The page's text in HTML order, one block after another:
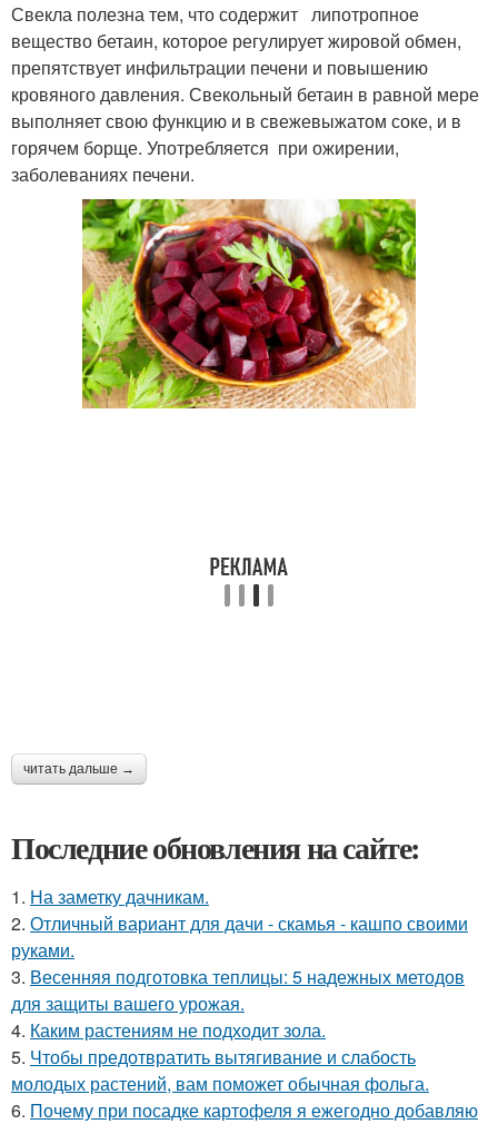
Свекла полезна тем, что содержит липотропное
вещество бетаин, которое регулирует жировой обмен,
препятствует инфильтрации печени и повышению
кровяного давления. Свекольный бетаин в равной мере
выполняет свою функцию и в свежевыжатом соке, и в
горячем борще. Употребляется при ожирении,
заболеваниях печени.
читать дальше →
Последние обновления на сайте:
1. На заметку дачникам.
2. Отличный вариант для дачи - скамья - кашпо своими
руками.
3. Весенняя подготовка теплицы: 5 надежных методов
для защиты вашего урожая.
4. Каким растениям не подходит зола.
5. Чтобы предотвратить вытягивание и слабость
молодых растений, вам поможет обычная фольга.
6. Почему при посадке картофеля я ежегодно добавляю